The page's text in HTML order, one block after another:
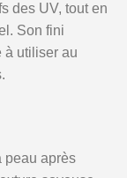
des UV, tout en
Son fini
à utiliser au
peau après